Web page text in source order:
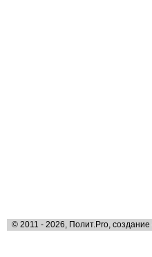
© 2011 - 2026, Полит.Pro, создание